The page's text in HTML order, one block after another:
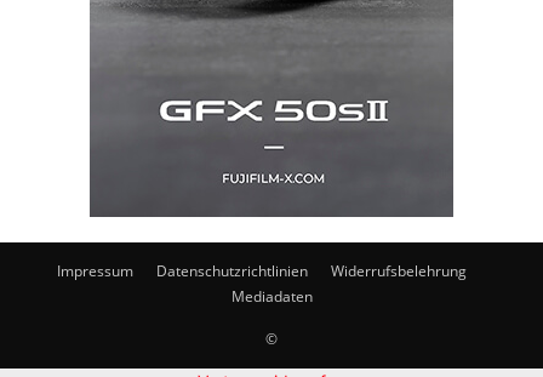
Impressum Datenschutzrichtlinien
Widerrufsbelehrung
Mediadaten
©